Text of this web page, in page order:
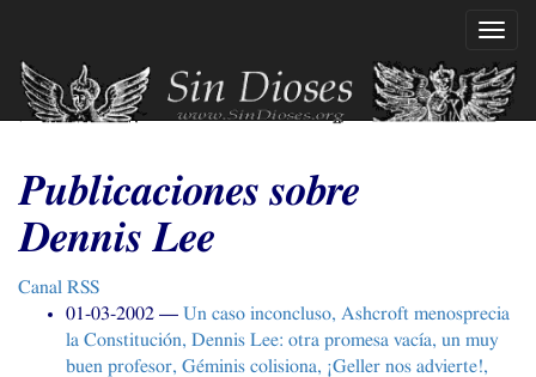
contenido
principal
Publicaciones sobre
Dennis Lee
Canal RSS
01-03-2002
Un caso inconcluso, Ashcroft menosprecia
la Constitución, Dennis Lee: otra promesa vacía, un muy
buen profesor, Géminis colisiona, ¡Geller nos advierte!,